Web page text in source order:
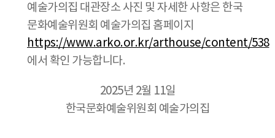
예술가의집 대관장소 사진 및 자세한 사항은 한국
문화예술위원회 예술가의집 홈페이지
https://www.arko.or.kr/arthouse/content/538
에서 확인 가능합니다.
2025년 2월 11일
한국문화예술위원회 예술가의집